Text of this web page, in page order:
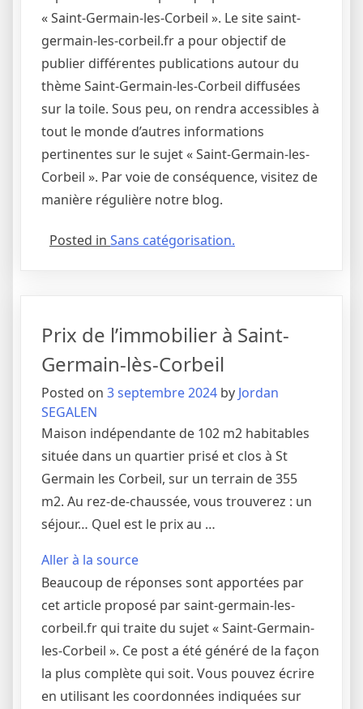
« Saint-Germain-les-Corbeil ». Le site saint-
germain-les-corbeil.fr a pour objectif de
publier différentes publications autour du
thème Saint-Germain-les-Corbeil diffusées
sur la toile. Sous peu, on rendra accessibles à
tout le monde d’autres informations
pertinentes sur le sujet « Saint-Germain-les-
Corbeil ». Par voie de conséquence, visitez de
manière régulière notre blog.
Posted in Sans catégorisation.
Prix de l’immobilier à Saint-
Germain-lès-Corbeil
Posted on 3 septembre 2024 by Jordan
SEGALEN
Maison indépendante de 102 m2 habitables
située dans un quartier prisé et clos à St
Germain les Corbeil, sur un terrain de 355
m2. Au rez-de-chaussée, vous trouverez : un
séjour… Quel est le prix au …
Aller à la source
Beaucoup de réponses sont apportées par
cet article proposé par saint-germain-les-
corbeil.fr qui traite du sujet « Saint-Germain-
les-Corbeil ». Ce post a été généré de la façon
la plus complète qui soit. Vous pouvez écrire
en utilisant les coordonnées indiquées sur